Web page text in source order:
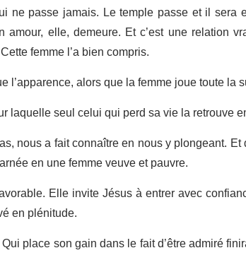
ne passe jamais. Le temple passe et il sera
elle, demeure. Et c’est une relation
femme l’a bien compris.
alors que la femme joue toute la
laquelle seul celui qui perd sa vie la retrouve
nous a fait connaître en nous y plongeant.
en une femme veuve et pauvre.
Elle invite Jésus à entrer avec
en plénitude.
place son gain dans le fait d’être admiré